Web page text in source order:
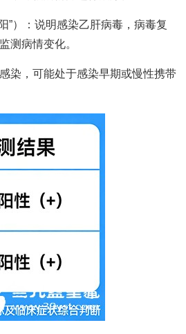
）：说明感染乙肝病毒，病毒复
测病情变化。
，可能处于感染早期或慢性携带